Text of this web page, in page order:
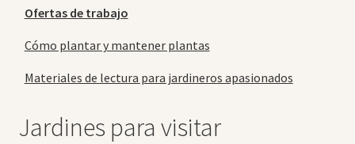
Ofertas de trabajo
Cómo plantar y mantener plantas
Materiales de lectura para jardineros apasionados
Jardines para visitar